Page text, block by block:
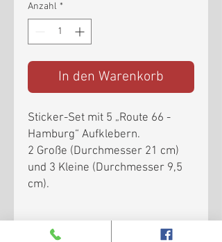
Anzahl *
In den Warenkorb
Sticker-Set mit 5 „Route 66 -
Hamburg“ Aufklebern.
2 Große (Durchmesser 21 cm)
und 3 Kleine (Durchmesser 9,5
cm).